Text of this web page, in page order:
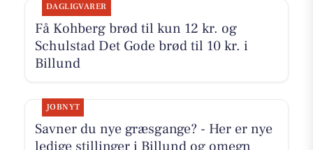
DAGLIGVARER
Få Kohberg brød til kun 12 kr. og
Schulstad Det Gode brød til 10 kr. i
Billund
JOBNYT
Savner du nye græsgange? - Her er nye